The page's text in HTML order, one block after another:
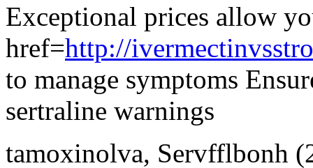
Exceptional prices allow
href=http://
to manage symptoms
sertraline warnings
tamoxinolva, Servfflbonh